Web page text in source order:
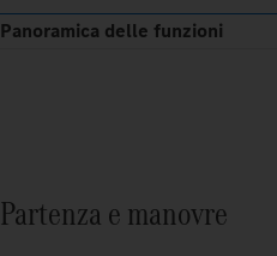
Panoramica delle funzioni
Partenza e manovre